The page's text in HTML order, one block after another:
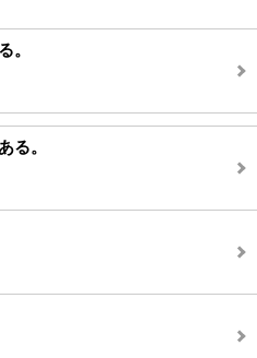
。
る。